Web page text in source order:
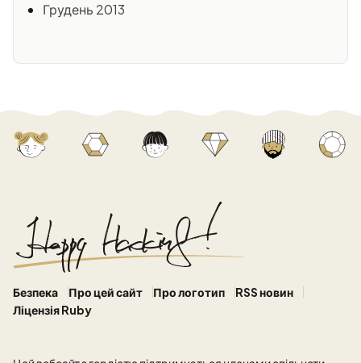
Грудень 2013
Безпека Про цей сайт Про логотип
RSS новин
Ліцензія Ruby